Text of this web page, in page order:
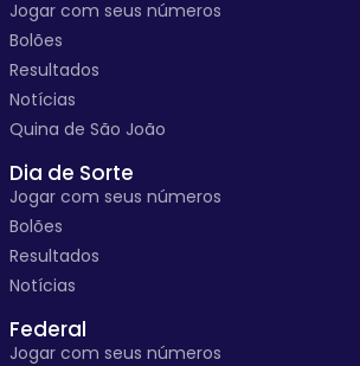
Jogar com seus números
Bolões
Resultados
Notícias
Quina de São João
Dia de Sorte
Jogar com seus números
Bolões
Resultados
Notícias
Federal
Jogar com seus números